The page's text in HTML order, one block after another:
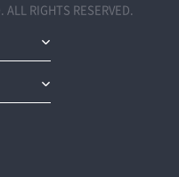
RIGHTS RESERVED.